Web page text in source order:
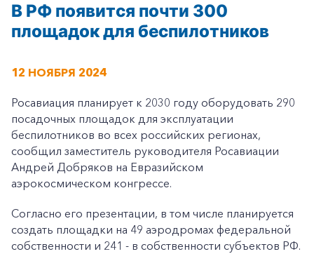
В РФ появится почти 300
площадок для беспилотников
12 НОЯБРЯ 2024
Росавиация планирует к 2030 году оборудовать 290
посадочных площадок для эксплуатации
беспилотников во всех российских регионах,
сообщил заместитель руководителя Росавиации
Андрей Добряков на Евразийском
аэрокосмическом конгрессе.
Согласно его презентации, в том числе планируется
создать площадки на 49 аэродромах федеральной
собственности и 241 - в собственности субъектов РФ.